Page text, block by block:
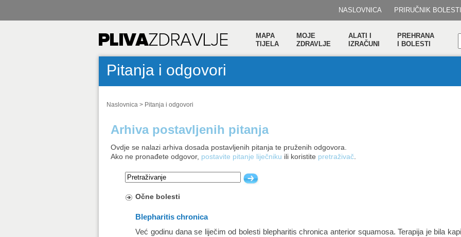
NASLOVNICA PRIRUČNIK BOLESTI
MAPA
TIJELA
MOJE
ZDRAVLJE
ALATI I
IZRAČUNI
PREHRANA
I BOLESTI
Pitanja i odgovori
Naslovnica > Pitanja i odgovori
Arhiva postavljenih pitanja
Ovdje se nalazi arhiva dosada postavljenih pitanja te pruženih odgovora.
Ako ne pronađete odgovor, postavite pitanje liječniku ili koristite pretraživač
Očne bolesti
Blepharitis chronica
Već godinu dana se liječim od bolesti blepharitis chronica anterior squamosa. Terapija je bila kapi